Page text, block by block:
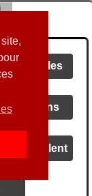
Spectacles
Créations
Ils en parlent